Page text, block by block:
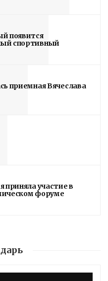
появится
спортивный
приемная Вячеслава
приняла участие в
форуме